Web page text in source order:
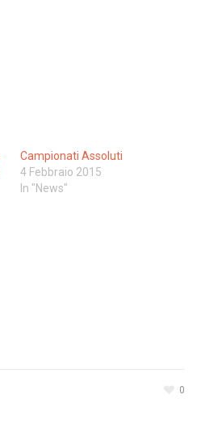
Campionati Assoluti
4 Febbraio 2015
In "News"
0